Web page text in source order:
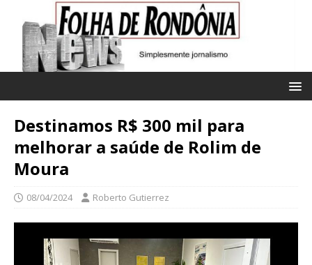
Destinamos R$ 300 mil para
melhorar a saúde de Rolim de
Moura
08/04/2024 Roberto Gutierrez